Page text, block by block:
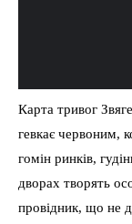
Карта тривог
гевкає червоним,
гомін ринків,
дворах творять
провідник, що не